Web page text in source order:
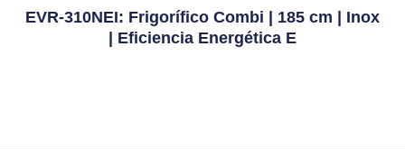
EVR-310NEI: Frigorífico Combi | 185 cm | Inox
| Eficiencia Energética E